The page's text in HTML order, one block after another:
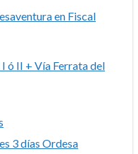
en Fiscal
ó II + Vía Ferrata del
3 días Ordesa